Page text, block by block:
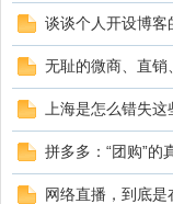
谈谈个人开设博客
无耻的微商、直销
上海是怎么错失
拼多多：“团购”的
网络直播，到底是